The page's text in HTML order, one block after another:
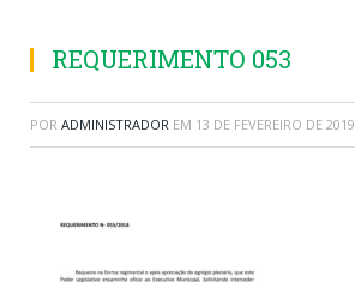
REQUERIMENTO 053
POR ADMINISTRADOR EM 13 DE FEVEREIRO DE 2019